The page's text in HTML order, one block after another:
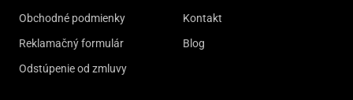
Obchodné podmienky
Reklamačný formulár
Odstúpenie od zmluvy
Kontakt
Blog